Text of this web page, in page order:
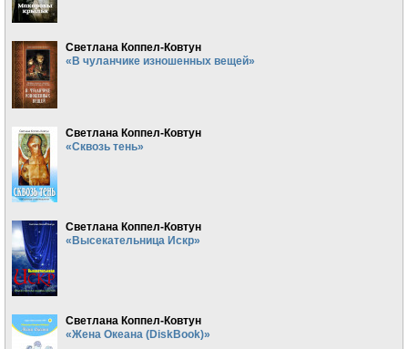
Светлана Коппел-Ковтун
«В чуланчике изношенных вещей»
Светлана Коппел-Ковтун
«Сквозь тень»
Светлана Коппел-Ковтун
«Высекательница Искр»
Светлана Коппел-Ковтун
«Жена Океана (DiskBook)»